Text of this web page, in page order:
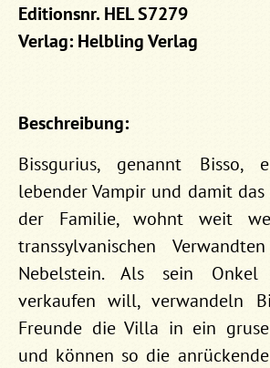
Editionsnr. HEL S7279
Verlag: Helbling Verlag
Beschreibung:
Bissgurius, genannt Bisso,
lebender Vampir und damit das
der Familie, wohnt weit
transsylvanischen
Nebelstein. Als sein Onkel
verkaufen will, verwandeln
Freunde die Villa in ein
und können so die